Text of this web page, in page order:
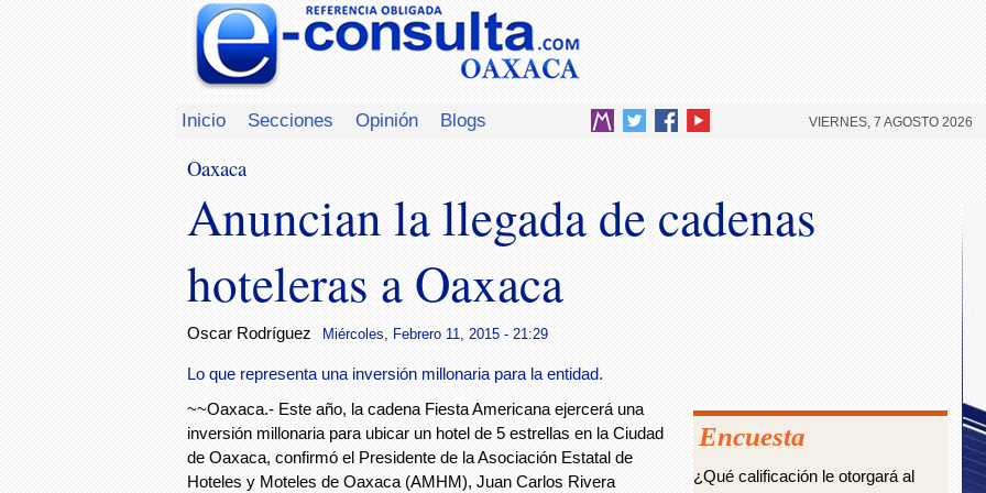
Inicio Secciones Opinión Blogs VIERNES, 7 AGOSTO 2026
Oaxaca
Anuncian la llegada de cadenas
hoteleras a Oaxaca
Oscar Rodríguez Miércoles, Febrero 11, 2015 - 21:29
Lo que representa una inversión millonaria para la entidad.
~~Oaxaca.- Este año, la cadena Fiesta Americana ejercerá una
inversión millonaria para ubicar un hotel de 5 estrellas en la Ciudad
de Oaxaca, confirmó el Presidente de la Asociación Estatal de
Hoteles y Moteles de Oaxaca (AMHM), Juan Carlos Rivera
Encuesta
¿Qué calificación le otorgará al